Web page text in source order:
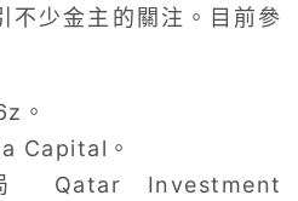
不少金主的關注。目前參
。
Capital。
Investment